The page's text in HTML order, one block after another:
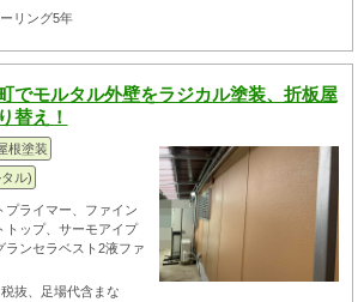
リング5年
でモルタル外壁をラジカル塗装、折板屋
替え！
根塗装
ル)
プライマー、ファイン
トップ、サーモアイプ
ランセラベスト2液ファ
抜、足場代含まな